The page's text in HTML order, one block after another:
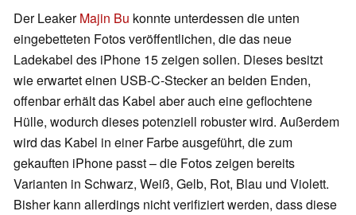
Der LeakerMajin Bu konnte unterdessen die unten
eingebetteten Fotos veröffentlichen, die das neue
Ladekabel des iPhone 15 zeigen sollen. Dieses besitzt
wie erwartet einen USB-C-Stecker an beiden Enden,
offenbar erhält das Kabel aber auch eine geflochtene
Hülle, wodurch dieses potenziell robuster wird. Außerdem
wird das Kabel in einer Farbe ausgeführt, die zum
gekauften iPhone passt – die Fotos zeigen bereits
Varianten in Schwarz, Weiß, Gelb, Rot, Blau und Violett.
Bisher kann allerdings nicht verifiziert werden, dass diese